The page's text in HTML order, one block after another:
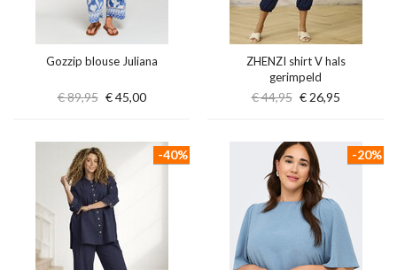
Gozzip blouse Juliana
€ 89,95 € 45,00
ZHENZI shirt V hals
gerimpeld
€ 44,95 € 26,95
-40% -20%